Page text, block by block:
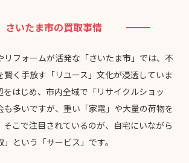
さいたま市の買取事情
リフォームが活発な「さいたま市」では、不
賢く手放す「リユース」文化が浸透していま
はじめ、市内全域で「リサイクルショッ
も多いですが、重い「家電」や大量の荷物を
こで注目されているのが、自宅にいながら
という「サービス」です。